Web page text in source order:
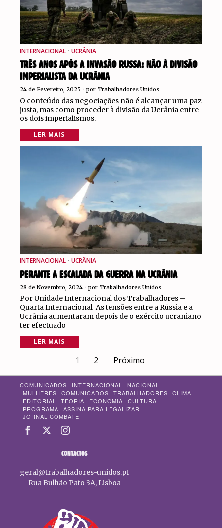
INTERNACIONAL · UCRÂNIA
TRÊS ANOS APÓS A INVASÃO RUSSA: NÃO À DIVISÃO
IMPERIALISTA DA UCRÂNIA
24 de Fevereiro, 2025 por Trabalhadores Unidos
O conteúdo das negociações não é alcançar uma paz
justa, mas como proceder à divisão da Ucrânia entre
os dois imperialismos.
LER MAIS
INTERNACIONAL · UCRÂNIA
PERANTE A ESCALADA DA GUERRA NA UCRÂNIA
28 de Novembro, 2024 por Trabalhadores Unidos
Por Unidade Internacional dos Trabalhadores –
Quarta Internacional As tensões entre a Rússia e a
Ucrânia aumentaram depois de o exército ucraniano
ter efectuado
LER MAIS
1 2 Próximo
COMUNICADOS INTERNACIONAL
NACIONAL
MULHERES
COMUNICADOS TRABALHADORES
CLIMA
EDITORIAL
TEORIA ECONOMIA
CULTURA
PROGRAMA
ASSINA PARA LEGALIZAR
JORNAL COMBATE
CONTACTOS
geral@trabalhadores-unidos.pt
Rua Bulhão Pato 3A, Lisboa